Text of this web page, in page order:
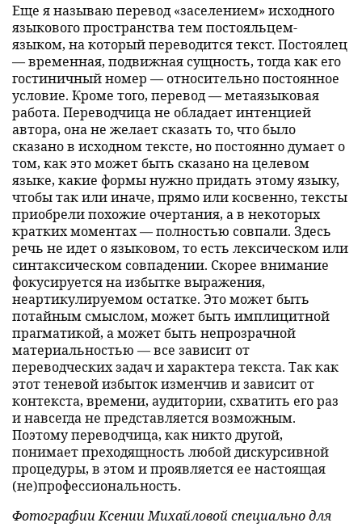
Еще я называю перевод «заселением» исходного
языкового пространства тем постояльцем-
языком, на который переводится текст. Постоялец
— временная, подвижная сущность, тогда как его
гостиничный номер — относительно постоянное
условие. Кроме того, перевод — метаязыковая
работа. Переводчица не обладает интенцией
автора, она не желает сказать то, что было
сказано в исходном тексте, но постоянно думает о
том, как это может быть сказано на целевом
языке, какие формы нужно придать этому языку,
чтобы так или иначе, прямо или косвенно, тексты
приобрели похожие очертания, а в некоторых
кратких моментах — полностью совпали. Здесь
речь не идет о языковом, то есть лексическом или
синтаксическом совпадении. Скорее внимание
фокусируется на избытке выражения,
неартикулируемом остатке. Это может быть
потайным смыслом, может быть имплицитной
прагматикой, а может быть непрозрачной
материальностью — все зависит от
переводческих задач и характера текста. Так как
этот теневой избыток изменчив и зависит от
контекста, времени, аудитории, схватить его раз
и навсегда не представляется возможным.
Поэтому переводчица, как никто другой,
понимает преходящность любой дискурсивной
процедуры, в этом и проявляется ее настоящая
(не)профессиональность.
Фотографии Ксении Михайловой специально для